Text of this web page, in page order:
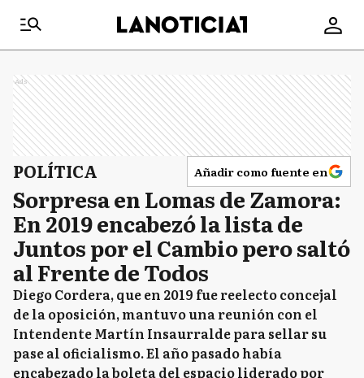
Ads
POLÍTICA Añadir como fuente en
Sorpresa en Lomas de Zamora:
En 2019 encabezó la lista de
Juntos por el Cambio pero saltó
al Frente de Todos
Diego Cordera, que en 2019 fue reelecto concejal
de la oposición, mantuvo una reunión con el
Intendente Martín Insaurralde para sellar su
pase al oficialismo. El año pasado había
encabezado la boleta del espacio liderado por